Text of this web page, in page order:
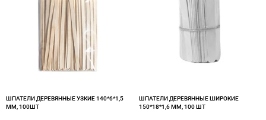
ШПАТЕЛИ ДЕРЕВЯННЫЕ УЗКИЕ 140*6*1,5
ММ, 100ШТ
ШПАТЕЛИ ДЕРЕВЯННЫЕ ШИРОКИЕ
150*18*1,6 ММ, 100 ШТ